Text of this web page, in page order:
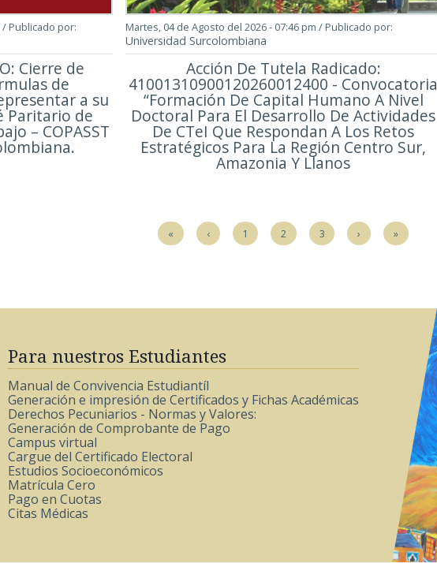
/ Publicado por:
Cierre de
de
a su
Paritario de
– COPASST
Martes, 04 de Agosto del 2026 - 07:46 pm / Publicado por:
Universidad Surcolombiana
Acción De Tutela Radicado:
41001310900120260012400 - Convocatoria
“Formación De Capital Humano A Nivel
Doctoral Para El Desarrollo De Actividades
De CTeI Que Respondan A Los Retos
Estratégicos Para La Región Centro Sur,
Amazonia Y Llanos
« ‹ 1 2 3 › »
Para nuestros Estudiantes
Manual de Convivencia Estudiantíl
Generación e impresión de Certificados y Fichas Académicas
Derechos Pecuniarios - Normas y Valores:
Generación de Comprobante de Pago
Campus virtual
Cargue del Certificado Electoral
Estudios Socioeconómicos
Matrícula Cero
Pago en Cuotas
Citas Médicas